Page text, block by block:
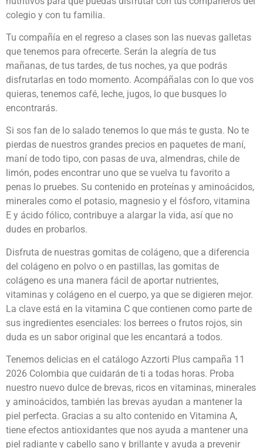
colegio y con tu familia.
Tu compañía en el regreso a clases son las nuevas galletas
que tenemos para ofrecerte. Serán la alegría de tus
mañanas, de tus tardes, de tus noches, ya que podrás
disfrutarlas en todo momento. Acompáñalas con lo que vos
quieras, tenemos café, leche, jugos, lo que busques lo
encontrarás.
Si sos fan de lo salado tenemos lo que más te gusta. No te
pierdas de nuestros grandes precios en paquetes de maní,
maní de todo tipo, con pasas de uva, almendras, chile de
limón, podes encontrar uno que se vuelva tu favorito a
penas lo pruebes. Su contenido en proteínas y aminoácidos,
minerales como el potasio, magnesio y el fósforo, vitamina
E y ácido fólico, contribuye a alargar la vida, así que no
dudes en probarlos.
Disfruta de nuestras gomitas de colágeno, que a diferencia
del colágeno en polvo o en pastillas, las gomitas de
colágeno es una manera fácil de aportar nutrientes,
vitaminas y colágeno en el cuerpo, ya que se digieren mejor.
La clave está en la vitamina C que contienen como parte de
sus ingredientes esenciales: los berrees o frutos rojos, sin
duda es un sabor original que les encantará a todos.
Tenemos delicias en el catálogo Azzorti Plus campaña 11
2026 Colombia que cuidarán de ti a todas horas. Proba
nuestro nuevo dulce de brevas, ricos en vitaminas, minerales
y aminoácidos, también las brevas ayudan a mantener la
piel perfecta. Gracias a su alto contenido en Vitamina A,
tiene efectos antioxidantes que nos ayuda a mantener una
piel radiante y cabello sano y brillante y ayuda a prevenir